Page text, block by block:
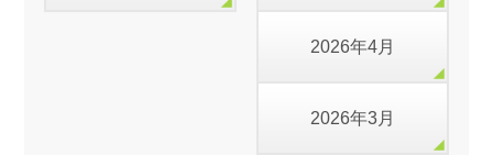
2026年4月
2026年3月